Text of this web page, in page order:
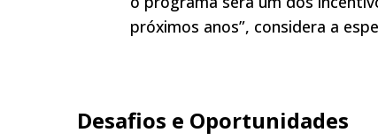
próximos anos”, considera a
Desafios e Oportunidades